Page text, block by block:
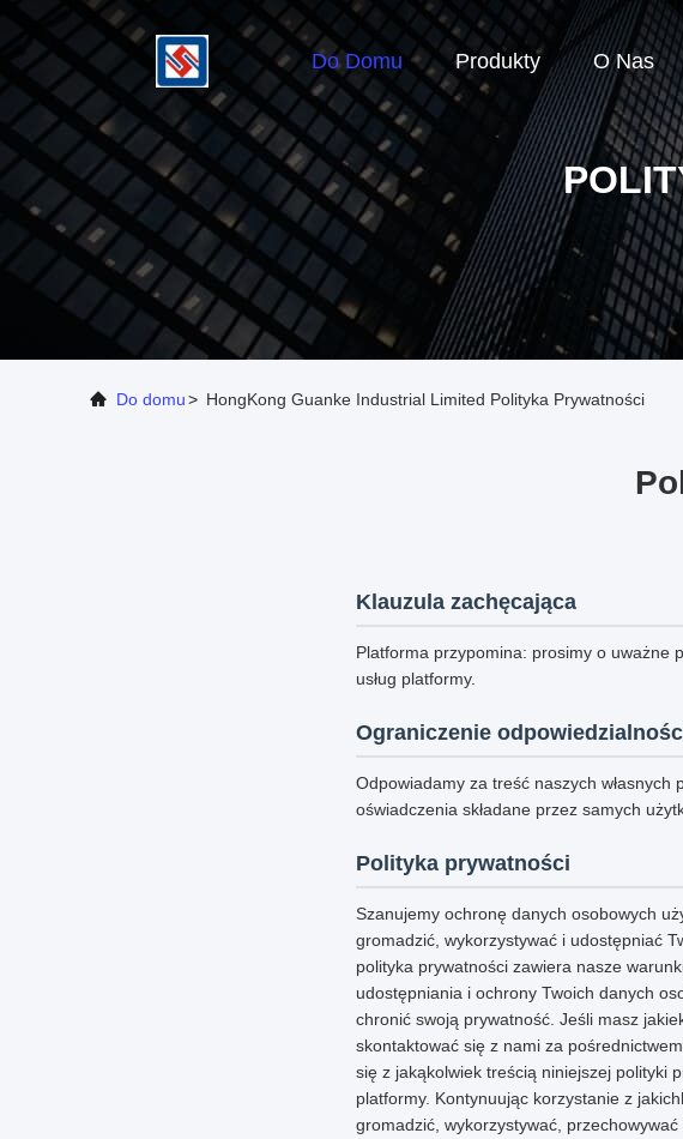
Do Domu Produkty O Nas
Do domu> HongKong Guanke Industrial Limited Polityka Prywatności
Klauzula zachęcająca
Platforma przypomina: prosimy o uważne
usług platformy.
Ograniczenie
Odpowiadamy za treść naszych
oświadczenia składane przez samych
Polityka prywatności
Szanujemy ochronę danych osobowych
gromadzić, wykorzystywać i udostępniać
polityka prywatności zawiera nasze
udostępniania i ochrony Twoich danych
chronić swoją prywatność. Jeśli masz
skontaktować się z nami za
się z jakąkolwiek treścią niniejszej polityki
platformy. Kontynuując korzystanie z
gromadzić, wykorzystywać,